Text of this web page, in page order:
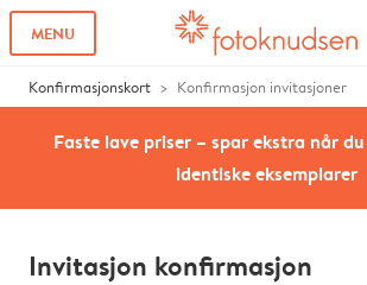
MENU
Konfirmasjonskort Konfirmasjon invitasjoner
Faste lave priser – spar ekstra når
identiske eksemplarer
Invitasjon konfirmasjon